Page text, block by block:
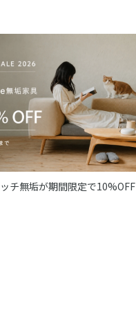
チ無垢が期間限定で10%OFF